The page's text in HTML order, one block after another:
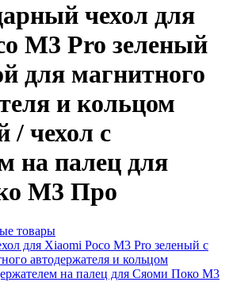
чехол для
M3 Pro зеленый
для магнитного
и кольцом
/ чехол с
на палец для
М3 Про
товары